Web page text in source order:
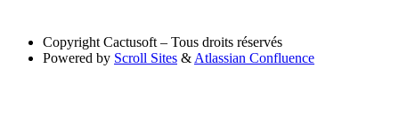
Copyright Cactusoft – Tous droits réservés
Powered by Scroll Sites & Atlassian Confluence